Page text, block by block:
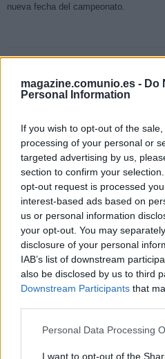
magazine.comunio.es - Do
Personal Information
If you wish to opt-out of the
processing of your personal or
targeted advertising by us,
section to confirm your
opt-out request is processed
interest-based ads based on
us or personal information
your opt-out. You may
disclosure of your personal
IAB’s list of downstream
also be disclosed by us to third
Downstream Participants that
Please note that this website/
not limited to your visit or usage
Personal Data Processing
I want to opt-out of the
nueva fecha del campeonato.
Las noticias de última hora de la
noticias de última hora antes del